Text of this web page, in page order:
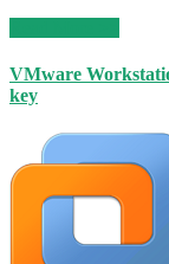
VMware
key